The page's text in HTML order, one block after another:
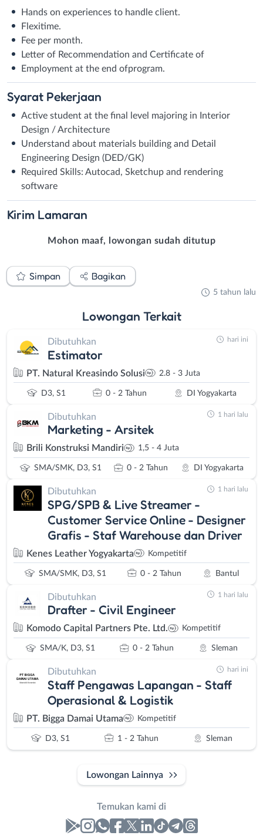
Hands on experiences to handle client.
Flexitime.
Fee per month.
Letter of Recommendation and Certificate of
Employment at the end ofprogram.
Syarat Pekerjaan
Active student at the final level majoring in Interior
Design / Architecture
Understand about materials building and Detail
Engineering Design (DED/GK)
Required Skills: Autocad, Sketchup and rendering
software
Kirim Lamaran
Mohon maaf, lowongan sudah ditutup
Simpan Bagikan
5 tahun lalu
Lowongan Terkait
Dibutuhkan
Estimator
PT. Natural Kreasindo Solusi 2.8 - 3 Juta
D3, S1 0 - 2 Tahun DI Yogyakarta
hari ini
Dibutuhkan
Marketing - Arsitek
Brili Konstruksi Mandiri 1,5 - 4 Juta
SMA/SMK, D3, S1 0 - 2 Tahun DI Yogyakarta
1 hari lalu
Dibutuhkan
SPG/SPB & Live Streamer -
Customer Service Online - Designer
Grafis - Staf Warehouse dan Driver
Kenes Leather Yogyakarta Kompetitif
SMA/SMK, D3, S1 0 - 2 Tahun Bantul
1 hari lalu
Dibutuhkan
Drafter - Civil Engineer
Komodo Capital Partners Pte. Ltd. Kompetitif
SMA/K, D3, S1 0 - 2 Tahun Sleman
1 hari lalu
Dibutuhkan
Staff Pengawas Lapangan - Staff
Operasional & Logistik
PT. Bigga Damai Utama Kompetitif
D3, S1 1 - 2 Tahun Sleman
hari ini
Lowongan Lainnya
Temukan kami di